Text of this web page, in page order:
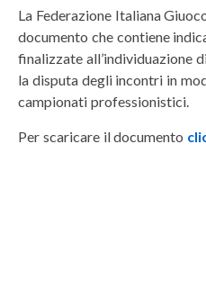
La Federazione Italiana
documento che contiene
finalizzate all’individuazione
la disputa degli incontri in
campionati professionistici.
Per scaricare il documento